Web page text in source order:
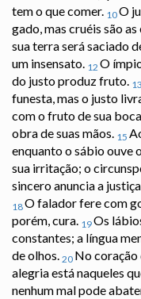
tem o que comer. 10O
gado, mas cruéis são
sua terra será saciado
um insensato. 12 O
do justo produz fruto. 13
funesta, mas o justo
com o fruto de sua
obra de suas mãos. 15
enquanto o sábio ouve
sua irritação; o
sincero anuncia a
18O falador fere com
porém, cura. 19Os
constantes; a língua
de olhos. 20 No coração
alegria está naqueles
nenhum mal pode